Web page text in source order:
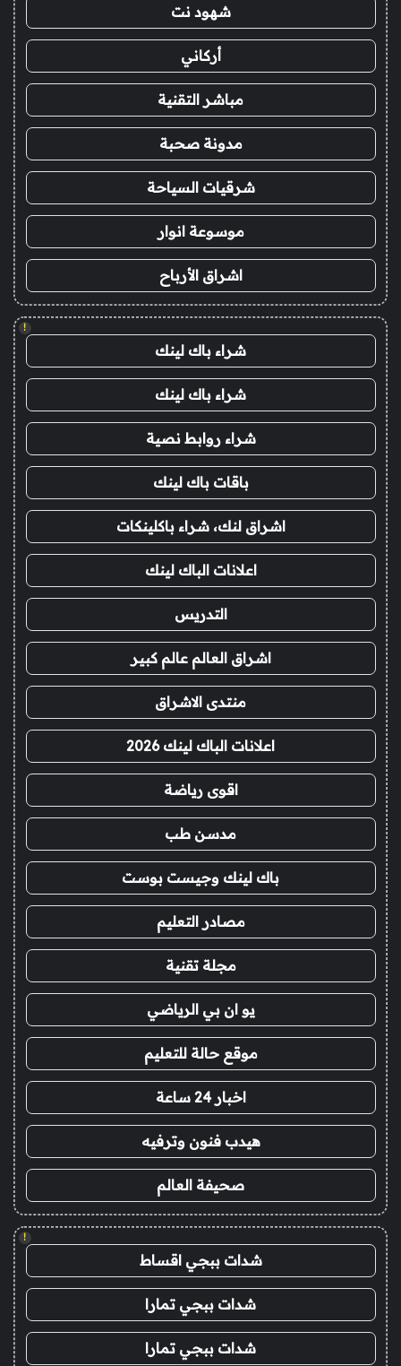
شهود نت
أركاني
مباشر التقنية
مدونة صحبة
شرقيات السياحة
موسوعة انوار
اشراق الأرباح
!
شراء باك لينك
شراء باك لينك
شراء روابط نصية
باقات باك لينك
اشراق لنك، شراء باكلينكات
اعلانات الباك لينك
التدريس
اشراق العالم عالم كبير
منتدى الاشراق
اعلانات الباك لينك 2026
اقوى رياضة
مدسن طب
باك لينك وجيست بوست
مصادر التعليم
مجلة تقنية
يو ان بي الرياضي
موقع حالة للتعليم
اخبار 24 ساعة
هيدب فنون وترفيه
صحيفة العالم
!
شدات ببجي اقساط
شدات ببجي تمارا
شدات ببجي تمارا